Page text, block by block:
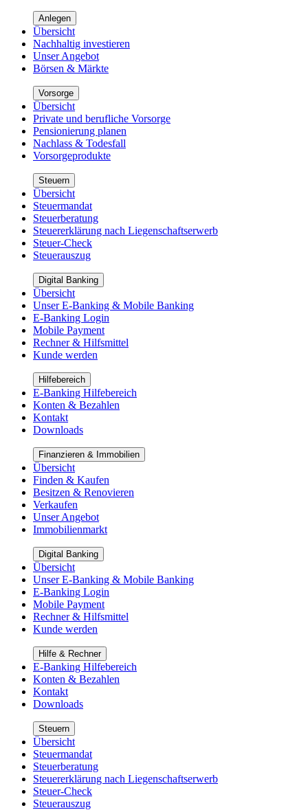
Anlegen
Übersicht
Nachhaltig investieren
Unser Angebot
Börsen & Märkte
Vorsorge
Übersicht
Private und berufliche Vorsorge
Pensionierung planen
Nachlass & Todesfall
Vorsorgeprodukte
Steuern
Übersicht
Steuermandat
Steuerberatung
Steuererklärung nach Liegenschaftserwerb
Steuer-Check
Steuerauszug
Digital Banking
Übersicht
Unser E-Banking & Mobile Banking
E-Banking Login
Mobile Payment
Rechner & Hilfsmittel
Kunde werden
Hilfebereich
E-Banking Hilfebereich
Konten & Bezahlen
Kontakt
Downloads
Finanzieren & Immobilien
Übersicht
Finden & Kaufen
Besitzen & Renovieren
Verkaufen
Unser Angebot
Immobilienmarkt
Digital Banking
Übersicht
Unser E-Banking & Mobile Banking
E-Banking Login
Mobile Payment
Rechner & Hilfsmittel
Kunde werden
Hilfe & Rechner
E-Banking Hilfebereich
Konten & Bezahlen
Kontakt
Downloads
Steuern
Übersicht
Steuermandat
Steuerberatung
Steuererklärung nach Liegenschaftserwerb
Steuer-Check
Steuerauszug